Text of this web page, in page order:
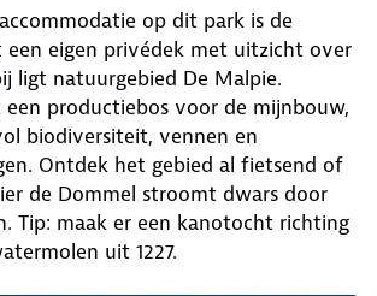
op dit park is de
eigen privédek met uitzicht over
ligt natuurgebied De Malpie.
een productiebos voor de mijnbouw,
biodiversiteit, vennen en
Ontdek het gebied al fietsend of
de Dommel stroomt dwars door
Tip: maak er een kanotocht richting
uit 1227.